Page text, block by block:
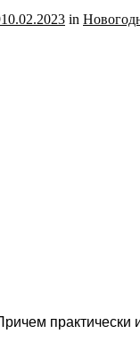
10.02.2023 in
практически